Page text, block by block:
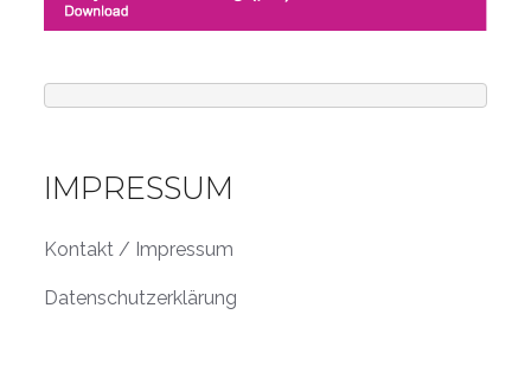
IMPRESSUM
Kontakt / Impressum
Datenschutzerklärung